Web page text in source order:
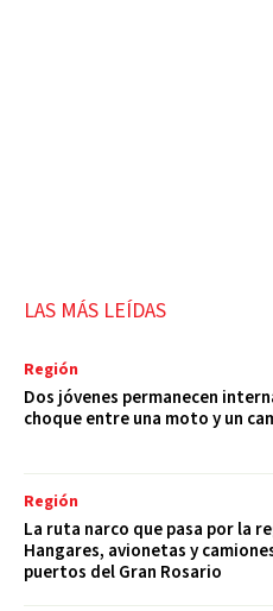
LAS MÁS LEÍDAS
Región
Dos jóvenes permanecen
choque entre una moto y un
Región
La ruta narco que pasa por la
Hangares, avionetas y
puertos del Gran Rosario